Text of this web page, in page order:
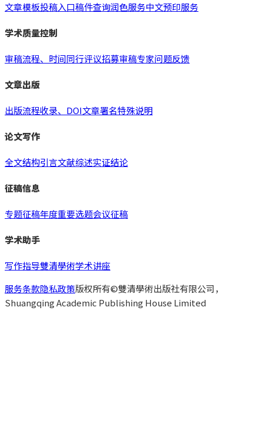
文章模板投稿入口稿件查询润色服务中文预印服务
学术质量控制
审稿流程、时间同行评议招募审稿专家问题反馈
文章出版
出版流程收录、DOI文章署名特殊说明
论文写作
全文结构引言文献综述实证结论
征稿信息
专题征稿年度重要选题会议征稿
学术助手
写作指导雙清學術学术讲座
服务条款隐私政策版权所有©雙清學術出版社有限公司，
Shuangqing Academic Publishing House Limited